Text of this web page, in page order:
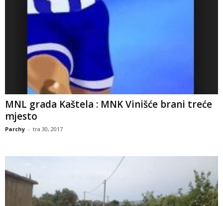
MNL grada Kaštela : MNK Vinišće brani treće
mjesto
Parchy - tra 30, 2017